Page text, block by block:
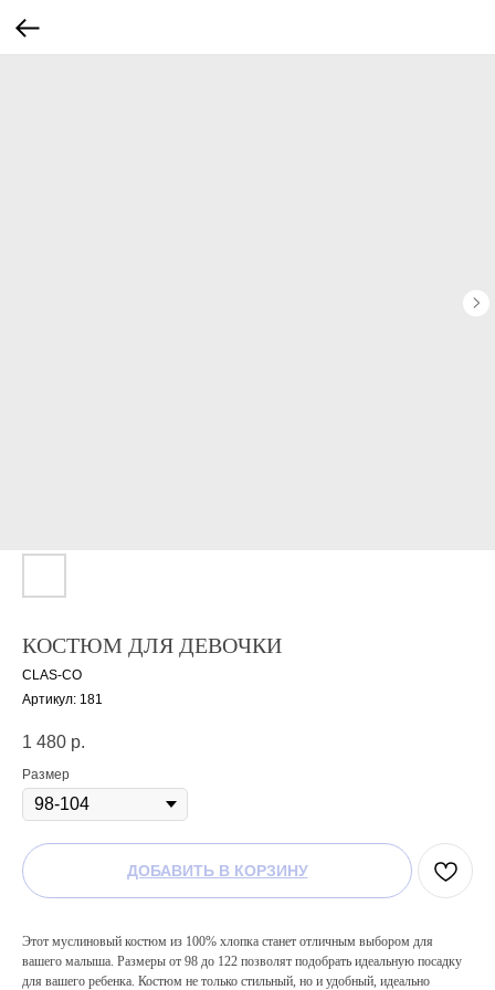
КОСТЮМ ДЛЯ ДЕВОЧКИ
CLAS-CO
Артикул: 181
1 480 р.
Размер
ДОБАВИТЬ В КОРЗИНУ
Этот муслиновый костюм из 100% хлопка станет отличным выбором для
вашего малыша. Размеры от 98 до 122 позволят подобрать идеальную посадку
для вашего ребенка. Костюм не только стильный, но и удобный, идеально